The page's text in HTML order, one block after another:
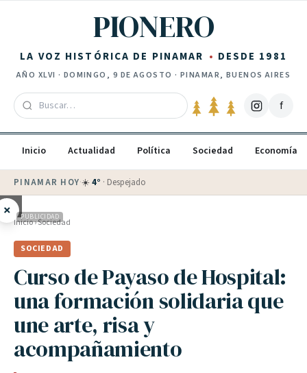
PIONERO
LA VOZ HISTÓRICA DE PINAMAR DESDE 1981
AÑO XLVI · DOMINGO, 9 DE AGOSTO · PINAMAR, BUENOS AIRES
f
Inicio Actualidad Política Sociedad Economía
PINAMAR HOY·☀️4° · Despejado
× PUBLICIDAD
Inicio›Sociedad
SOCIEDAD
Curso de Payaso de Hospital:
una formación solidaria que
une arte, risa y
acompañamiento